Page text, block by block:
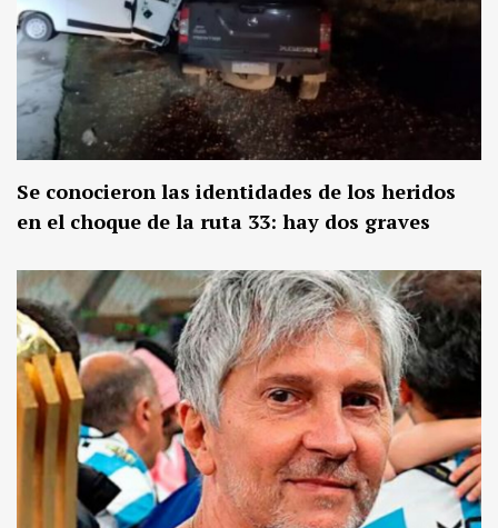
Se conocieron las identidades de los heridos
en el choque de la ruta 33: hay dos graves